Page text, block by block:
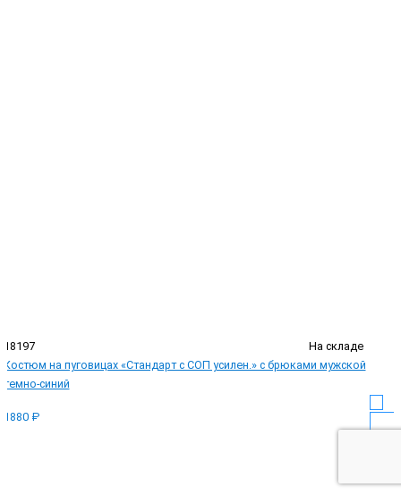
18197
На складе
Костюм на пуговицах «Стандарт с СОП усилен.» с брюками мужской
темно-синий
1880 ₽